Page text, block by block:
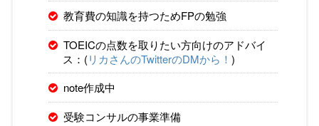
教育費の知識を持つためFPの勉強
TOEICの点数を取りたい方向けのアドバイ
ス：(リカさんのTwitterのDMから！ )
note作成中
受験コンサルの事業準備